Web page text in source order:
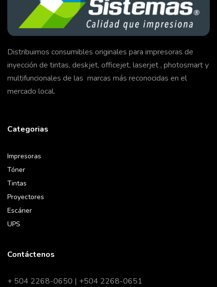
Distribuimos consumibles originales para impresoras de
inyección de tintas, deskjet, officejet, laserjet , photosmart y
multifuncionales de las marcas más reconocidas en el
mercado local.
Categorias
Impresoras
Tóner
Tintas
Proyectores
Escáner
UPS
Contáctenos
+ 504 2268-0650 | +504 2268-0651